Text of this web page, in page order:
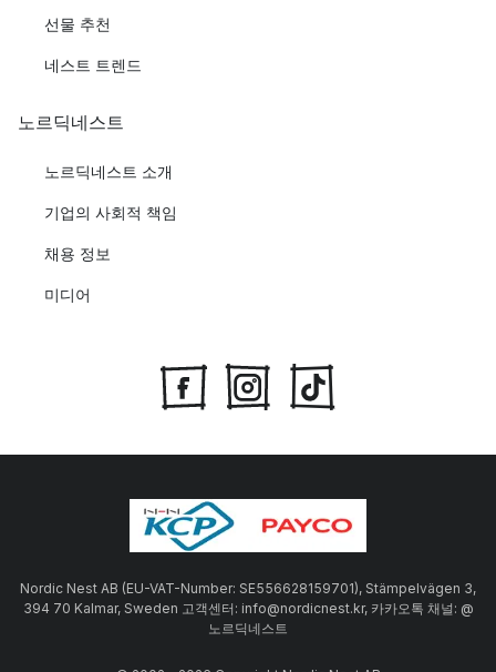
선물 추천
네스트 트렌드
노르딕네스트
노르딕네스트 소개
기업의 사회적 책임
채용 정보
미디어
Nordic Nest AB (EU-VAT-Number: SE556628159701), Stämpelvägen 3,
394 70 Kalmar, Sweden 고객센터: info@nordicnest.kr, 카카오톡 채널: @
노르딕네스트